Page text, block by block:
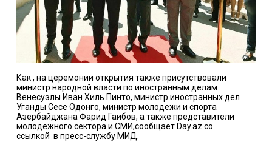
Как , на церемонии открытия также присутствовали
министр народной власти по иностранным делам
Венесуэлы Иван Хиль Пинто, министр иностранных дел
Уганды Сесе Одонго, министр молодежи и спорта
Азербайджана Фарид Гаибов, а также представители
молодежного сектора и СМИ,сообщает Day.az cо
ссылкой в пресс-службу МИД.